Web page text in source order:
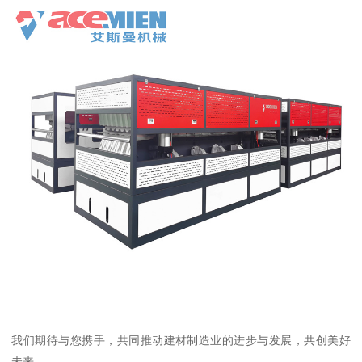
我们期待与您携手，共同推动建材制造业的进步与发展，共创美好